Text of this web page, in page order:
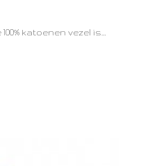
katoenen vezel is…